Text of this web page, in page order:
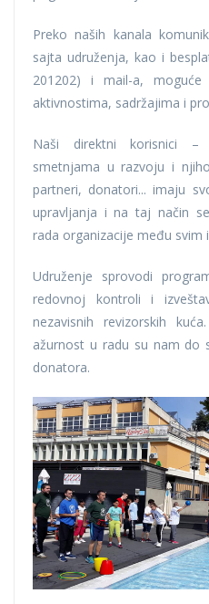
Preko naših kanala
sajta udruženja, kao i
201202) i mail-a,
aktivnostima, sadržajima i
Naši direktni korisnici –
smetnjama u razvoju i
partneri, donatori... imaju
upravljanja i na taj način
rada organizacije među svim
Udruženje sprovodi
redovnoj kontroli i
nezavisnih revizorskih
ažurnost u radu su nam do
donatora.